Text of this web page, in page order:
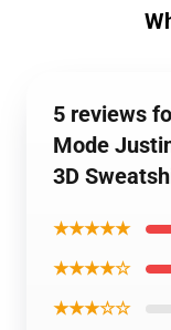
5 reviews
Mode
3D
★★★★★
★★★★☆
★★★☆☆